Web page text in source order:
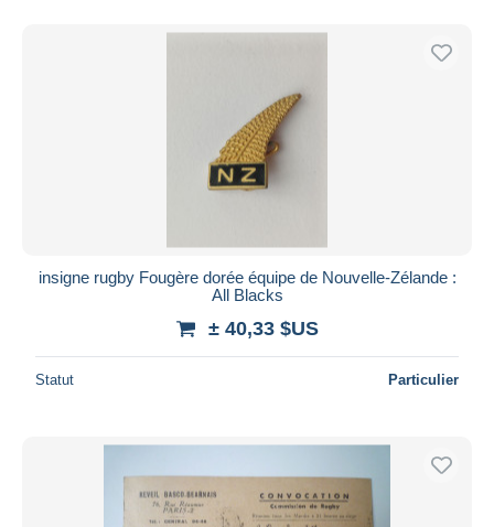
insigne rugby Fougère dorée équipe de Nouvelle-Zélande :
All Blacks
± 40,33 $US
Statut Particulier